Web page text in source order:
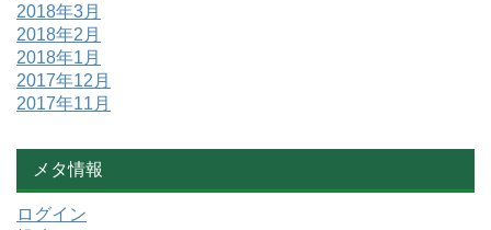
2018年3月
2018年2月
2018年1月
2017年12月
2017年11月
メタ情報
ログイン